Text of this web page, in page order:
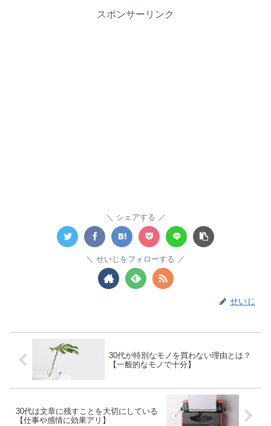
スポンサーリンク
シェアする
せいじをフォローする
せいじ
30代が特別なモノを買わない理由とは？
【一般的なモノで十分】
30代は文章に残すことを大切にしている
【仕事や感情に効果アリ】